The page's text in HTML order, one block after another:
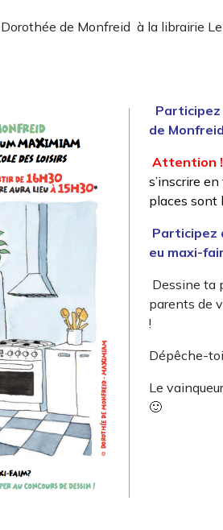
de Monfreid à la librairie
de Monfreid
Attention !
s’inscrire
places sont
Participez
eu maxi-
Dessine ta
parents de
!
Dépêche-toi
Le
🙂